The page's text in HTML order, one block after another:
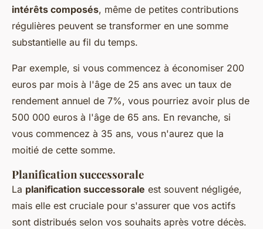
intérêts composés, même de petites contributions
régulières peuvent se transformer en une somme
substantielle au fil du temps.
Par exemple, si vous commencez à économiser 200
euros par mois à l'âge de 25 ans avec un taux de
rendement annuel de 7%, vous pourriez avoir plus de
500 000 euros à l'âge de 65 ans. En revanche, si
vous commencez à 35 ans, vous n'aurez que la
moitié de cette somme.
Planification successorale
La planification successorale est souvent négligée,
mais elle est cruciale pour s'assurer que vos actifs
sont distribués selon vos souhaits après votre décès.